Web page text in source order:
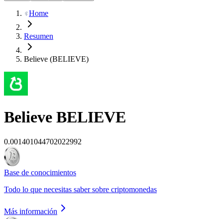
Home
Resumen
Believe (BELIEVE)
Believe BELIEVE
0.001401044702022992
Base de conocimientos
Todo lo que necesitas saber sobre criptomonedas
Más información